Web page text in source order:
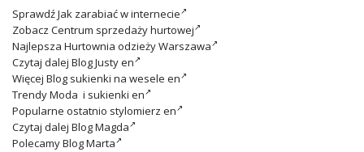
SprawdźJak zarabiać w internecie
Zobacz Centrum sprzedaży hurtowej
Najlepsza Hurtownia odzieży Warszawa
Czytaj dalej Blog Justy en
Więcej Blog sukienki na wesele en
TrendyModa i sukienki en
Popularne ostatnio stylomierz en
Czytaj dalej Blog Magda
PolecamyBlog Marta